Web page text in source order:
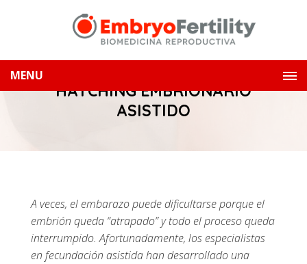
MENU
HATCHING EMBRIONARIO
ASISTIDO
A veces, el embarazo puede dificultarse porque el
embrión queda “atrapado” y todo el proceso queda
interrumpido. Afortunadamente, los especialistas
en fecundación asistida han desarrollado una